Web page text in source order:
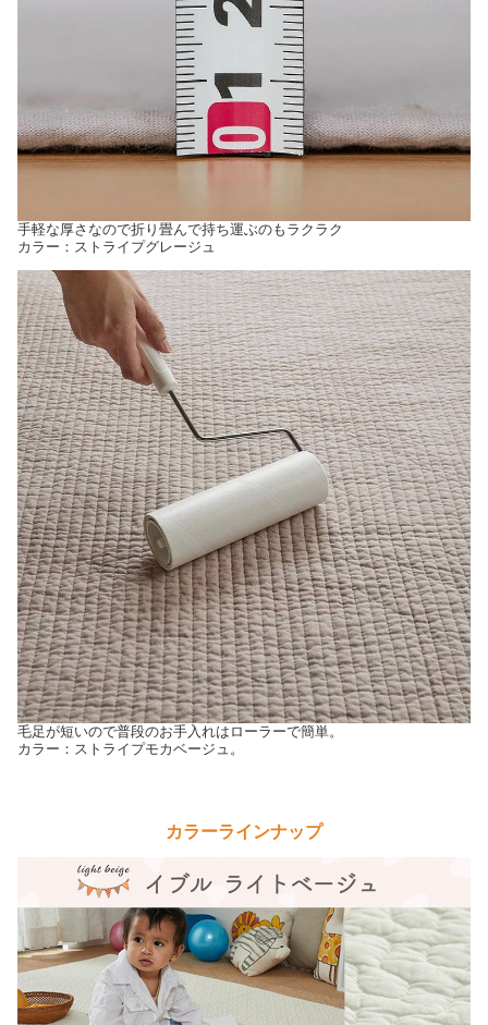
手軽な厚さなので折り畳んで持ち運ぶのもラクラク
カラー：ストライプグレージュ
毛足が短いので普段のお手入れはローラーで簡単。
カラー：ストライプモカベージュ。
カラーラインナップ